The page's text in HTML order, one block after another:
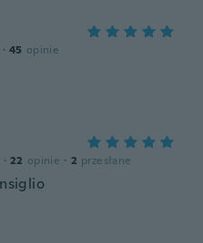
· 45 opinie
· 22 opinie · 2 przesłane